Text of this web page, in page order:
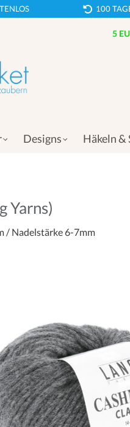
100
5
Designs Häkeln &
Yarns)
/ Nadelstärke 6-7mm